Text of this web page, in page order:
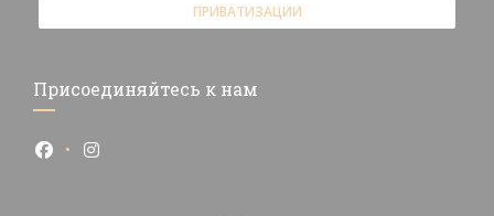
ПРИВАТИЗАЦИИ
Присоединяйтесь к нам
Facebook ((открывается в новом окне))
Instagram ((открывается в новом окне))